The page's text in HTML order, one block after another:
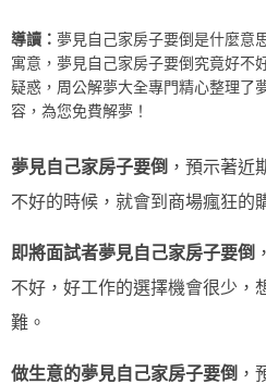
導讀： 夢見自己家房子要倒是什麼意
寓意，夢見自己家房子要倒究竟好不
疑惑，周公解夢大全專門精心整理了
容，為您免費解夢！
夢見自己家房子要倒 ，預示著近
不好的時候，就會到商場瘋狂的
即將面試者夢見自己家房子要倒
不好，好工作的選擇機會很少，
難。
做生意的夢見自己家房子要倒 ，